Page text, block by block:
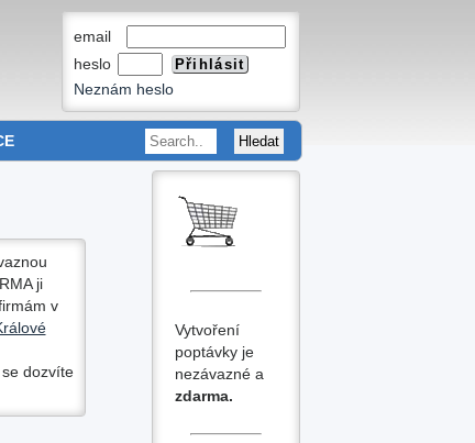
email
heslo
Neznám heslo
ji
v
dozvíte
Vytvoření
poptávky je
nezávazné a
zdarma.